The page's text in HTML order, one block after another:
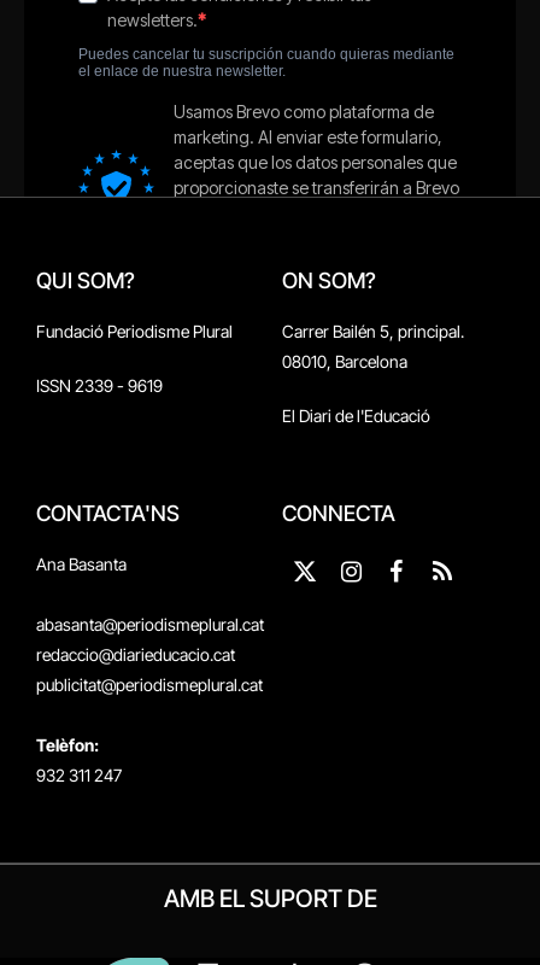
QUI SOM?
Fundació Periodisme Plural
ISSN 2339 - 9619
ON SOM?
Carrer Bailén 5, principal.
08010, Barcelona
El Diari de l'Educació
CONTACTA'NS
Ana Basanta
abasanta@periodismeplural.cat
redaccio@diarieducacio.cat
publicitat@periodismeplural.cat
Telèfon:
932 311 247
CONNECTA
X
Instagram
Facebook
RSS
AMB EL SUPORT DE